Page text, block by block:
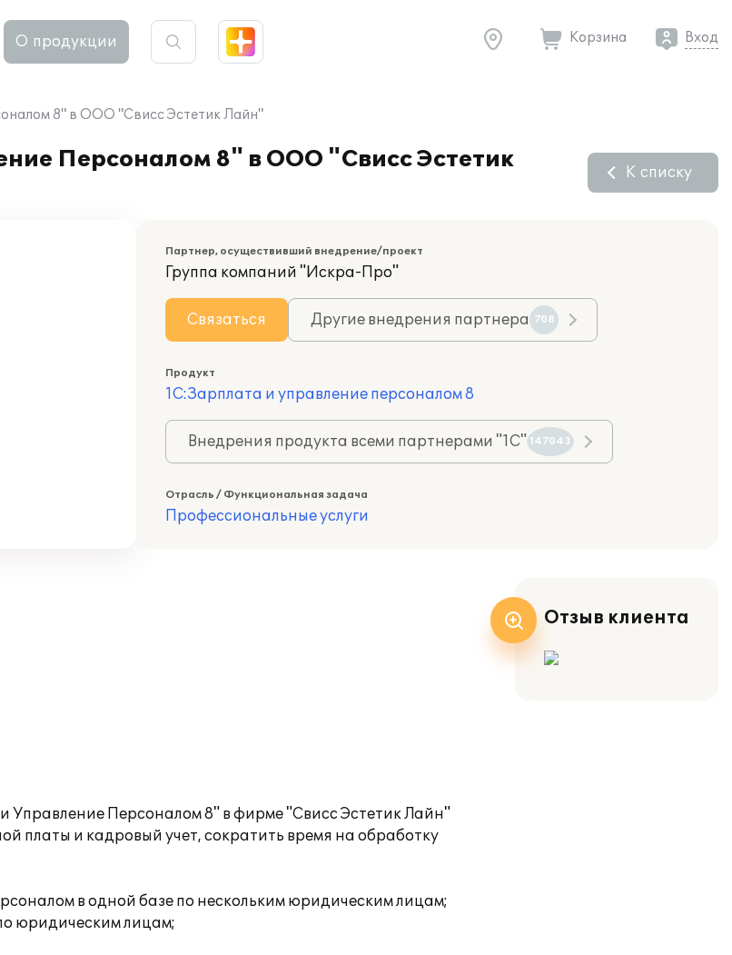
О продукции Корзина Вход
8" в ООО "Свисс Эстетик Лайн"
Персоналом 8" в ООО "Свисс Эстетик
К списку
Партнер, осуществивший внедрение/проект
Группа компаний "Искра-Про"
Связаться Другие внедрения партнера 708
Продукт
1С:Зарплата и управление персоналом 8
Внедрения продукта всеми партнерами "1С" 147043
Отрасль / Функциональная задача
Профессиональные услуги
Персоналом 8" в фирме "Свисс Эстетик Лайн"
платы и кадровый учет, сократить время на обработку
в одной базе по нескольким юридическим лицам;
юридическим лицам;
Отзыв клиента